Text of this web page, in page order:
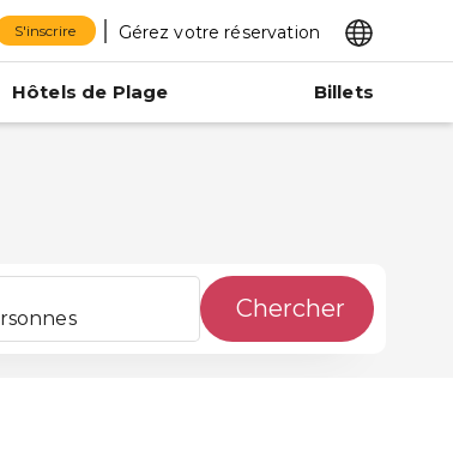
S'inscrire Gérez votre réservation
Hôtels de Plage Billets
Chercher